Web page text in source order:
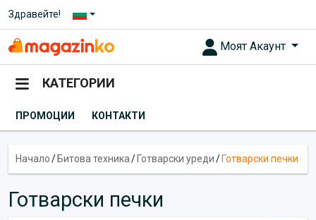
Здравейте!
Моят Акаунт
КАТЕГОРИИ
ПРОМОЦИИ КОНТАКТИ
Начало/ Битова техника/ Готварски уреди/ Готварски печки
Готварски печки